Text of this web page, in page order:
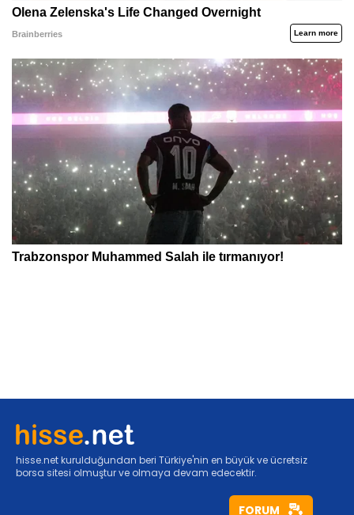
hisse.net kurulduğundan beri Türkiye'nin en büyük ve ücretsiz
borsa sitesi olmuştur ve olmaya devam edecektir.
FORUM